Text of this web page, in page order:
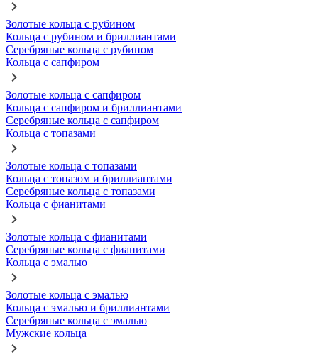
Золотые кольца с рубином
Кольца с рубином и бриллиантами
Серебряные кольца с рубином
Кольца с сапфиром
Золотые кольца с сапфиром
Кольца с сапфиром и бриллиантами
Серебряные кольца с сапфиром
Кольца с топазами
Золотые кольца с топазами
Кольца с топазом и бриллиантами
Серебряные кольца с топазами
Кольца с фианитами
Золотые кольца с фианитами
Серебряные кольца с фианитами
Кольца с эмалью
Золотые кольца с эмалью
Кольца с эмалью и бриллиантами
Серебряные кольца с эмалью
Мужские кольца